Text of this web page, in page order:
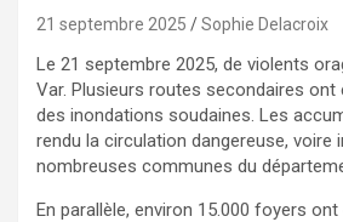
21 septembre 2025 Sophie Delacroix
Le 21 septembre 2025, de violents
Var. Plusieurs routes secondaires ont
des inondations soudaines. Les
rendu la circulation dangereuse, voire
nombreuses communes du
En parallèle, environ 15.000 foyers